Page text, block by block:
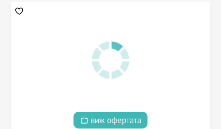
виж офертата